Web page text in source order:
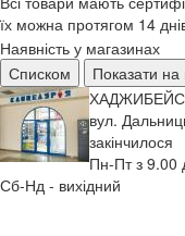
їх можна протягом 14
Наявність у магазинах
Списком
Показати на
вул.
закінчилося
Пн-Пт з 9.00
Сб-Нд - вихідний